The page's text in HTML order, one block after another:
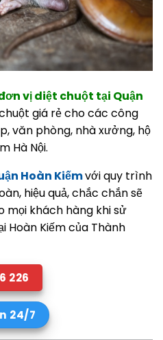
vị diệt chuột tại Quận
giá rẻ cho các công
văn phòng, nhà xưởng, hộ
Hà Nội.
Hoàn Kiếmvới quy trình
hiệu quả, chắc chắn sẽ
mọi khách hàng khi sử
Hoàn Kiếm của Thành
226
24/7